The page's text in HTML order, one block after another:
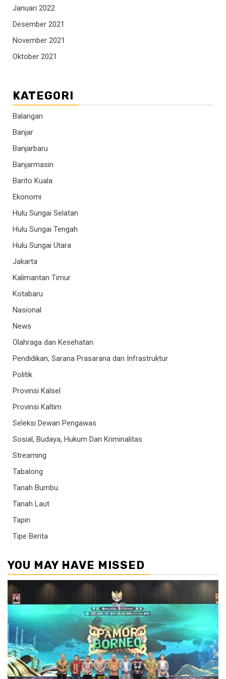
Januari 2022
Desember 2021
November 2021
Oktober 2021
KATEGORI
Balangan
Banjar
Banjarbaru
Banjarmasin
Barito Kuala
Ekonomi
Hulu Sungai Selatan
Hulu Sungai Tengah
Hulu Sungai Utara
Jakarta
Kalimantan Timur
Kotabaru
Nasional
News
Olahraga dan Kesehatan
Pendidikan, Sarana Prasarana dan Infrastruktur
Politik
Provinsi Kalsel
Provinsi Kaltim
Seleksi Dewan Pengawas
Sosial, Budaya, Hukum Dan Kriminalitas
Streaming
Tabalong
Tanah Bumbu
Tanah Laut
Tapin
Tipe Berita
YOU MAY HAVE MISSED